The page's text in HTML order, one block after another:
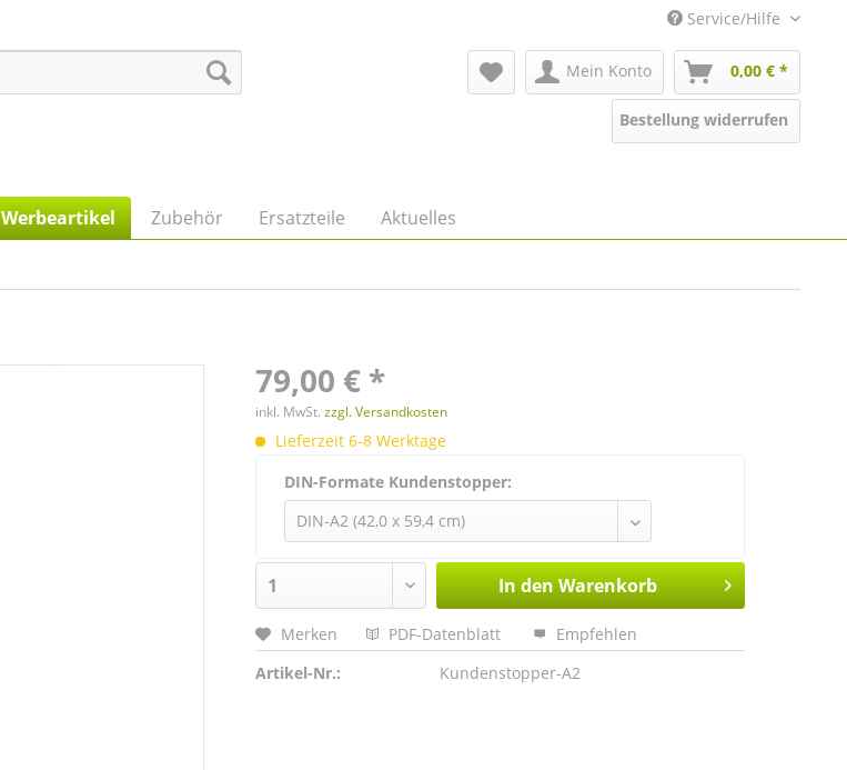
Service/Hilfe
Mein Konto 0,00 € *
Bestellung widerrufen
Werbeartikel Zubehör Ersatzteile Aktuelles
79,00 € *
inkl. MwSt.zzgl. Versandkosten
Lieferzeit 6-8 Werktage
DIN-Formate Kundenstopper:
In den Warenkorb
Merken PDF-Datenblatt
Empfehlen
Artikel-Nr.:
Kundenstopper-A2